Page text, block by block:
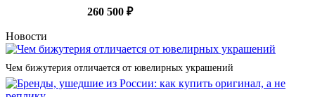
260 500 ₽
Новости
Чем бижутерия отличается от ювелирных украшений